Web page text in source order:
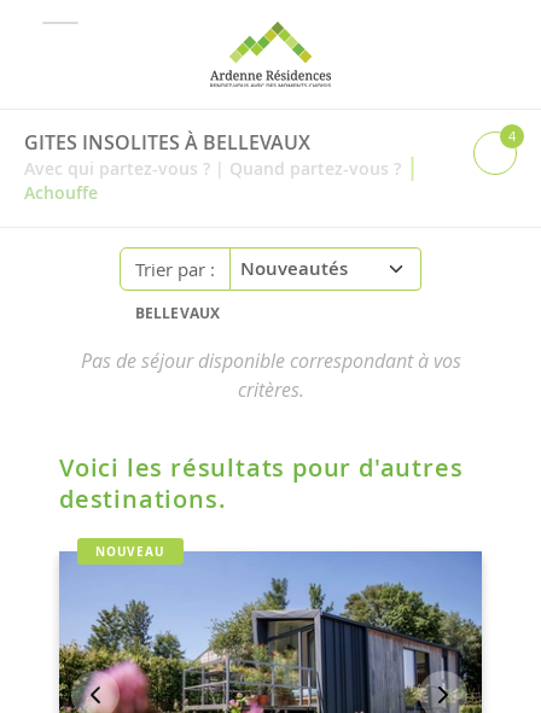
GITES INSOLITES À BELLEVAUX
Avec qui partez-vous ? | Quand partez-vous ? |
Achouffe
4
Trier par :
BELLEVAUX
Pas de séjour disponible correspondant à vos
critères.
Voici les résultats pour d'autres
destinations.